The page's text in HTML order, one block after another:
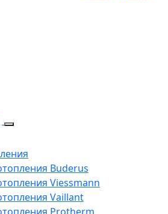
Buderus
Viessmann
Vaillant